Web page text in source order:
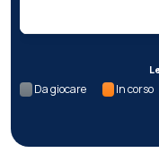
Da giocare In corso